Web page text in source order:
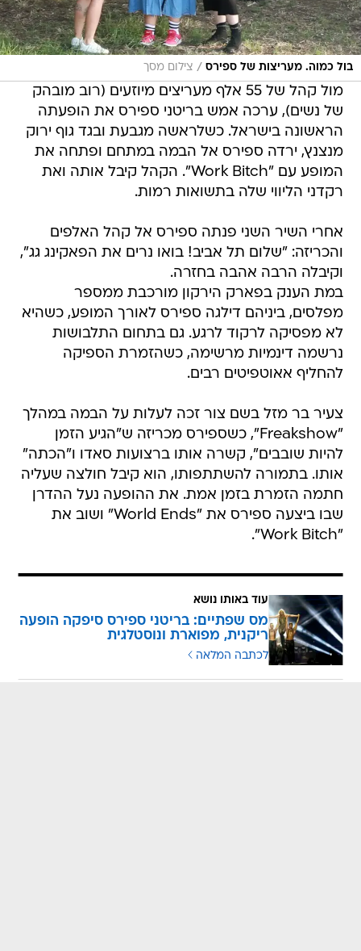
בול כמוה. מעריצות של ספירס / צילום מסך
מול קהל של 55 אלף מעריצים מיוזעים (רוב מובהק
של נשים), ערכה אמש בריטני ספירס את הופעתה
הראשונה בישראל. כשלראשה מגבעת ובגד גוף ירוק
מנצנץ, ירדה ספירס אל הבמה במתחם ופתחה את
המופע עם "Work Bitch". הקהל קיבל אותה ואת
רקדני הליווי שלה בתשואות רמות.
אחרי השיר השני פנתה ספירס אל קהל האלפים
והכריזה: "שלום תל אביב! בואו נרים את הפאקינג גג",
וקיבלה הרבה אהבה בחזרה.
במת הענק בפארק הירקון מורכבת ממספר
מפלסים, ביניהם דילגה ספירס לאורך המופע, כשהיא
לא מפסיקה לרקוד לרגע. גם בתחום התלבושות
נרשמה דינמיות מרשימה, כשהזמרת הספיקה
להחליף אאוטפיטים רבים.
צעיר בר מזל בשם צור זכה לעלות על הבמה במהלך
"Freakshow", כשספירס מכריזה ש"הגיע הזמן
להיות שובבים", קשרה אותו ברצועות סאדו ו"הכתה"
אותו. בתמורה להשתתפותו, הוא קיבל חולצה שעליה
חתמה הזמרת בזמן אמת. את ההופעה נעל ההדרן
שבו ביצעה ספירס את "World Ends" ושוב את
"Work Bitch".
עוד באותו נושא
מס שפתיים: בריטני ספירס סיפקה הופעה
ריקנית, מפוארת ונוסטלגית
לכתבה המלאה